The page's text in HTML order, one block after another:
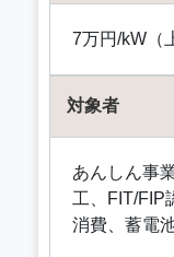
7万円/kW（
対象者
あんしん事
工、FIT/FIP
消費、蓄電